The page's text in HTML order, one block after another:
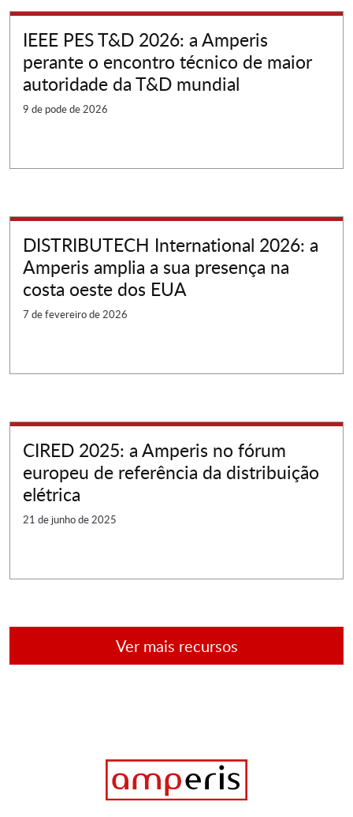
IEEE PES T&D 2026: a Amperis
perante o encontro técnico de maior
autoridade da T&D mundial
9 de pode de 2026
DISTRIBUTECH International 2026: a
Amperis amplia a sua presença na
costa oeste dos EUA
7 de fevereiro de 2026
CIRED 2025: a Amperis no fórum
europeu de referência da distribuição
elétrica
21 de junho de 2025
Ver mais recursos